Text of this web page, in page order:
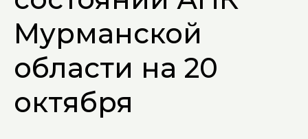
Мурманской
области на 20
октября